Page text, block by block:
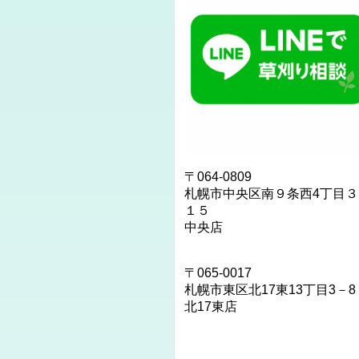
〒064-0809
札幌市中央区南９条西4丁目
１５
中央店
〒 065‐0017
札幌市東区北17東13丁目3－8
北17東店